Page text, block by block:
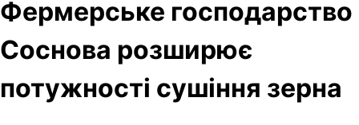
Фермерське господарство
Соснова розширює
потужності сушіння зерна